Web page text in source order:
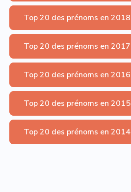
Top 20 des prénoms en 2018
Top 20 des prénoms en 2017
Top 20 des prénoms en 2016
Top 20 des prénoms en 2015
Top 20 des prénoms en 2014